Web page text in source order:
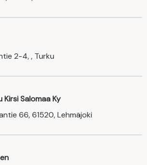
2-4, , Turku
Salomaa Ky
66, 61520, Lehmäjoki